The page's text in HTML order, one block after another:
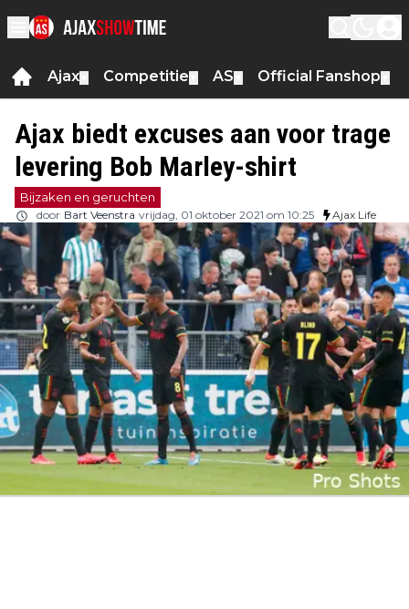
Ajax Competitie AS Official Fanshop
Ajax biedt excuses aan voor trage
levering Bob Marley-shirt
Bijzaken en geruchten
door Bart Veenstra vrijdag, 01 oktober 2021 om 10:25 Ajax Life